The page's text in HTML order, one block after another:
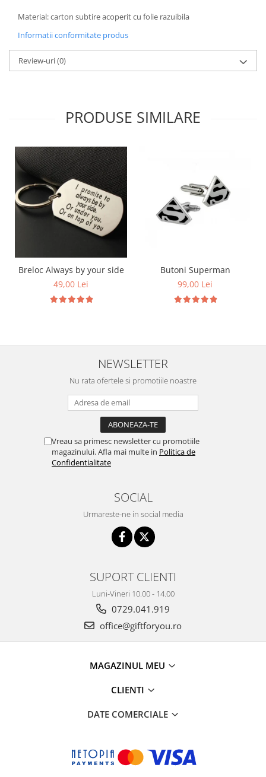
Material: carton subtire acoperit cu folie razuibila
Informatii conformitate produs
Review-uri(0)
PRODUSE SIMILARE
Breloc Always by your side
49,00 Lei
Butoni Superman
99,00 Lei
NEWSLETTER
Nu rata ofertele si promotiile noastre
Vreau sa primesc newsletter cu promotiile
magazinului. Afla mai multe in Politica de
Confidentialitate
SOCIAL
Urmareste-ne in social media
SUPORT CLIENTI
Luni-Vineri 10.00 - 14.00
0729.041.919
office@giftforyou.ro
MAGAZINUL MEU
CLIENTI
DATE COMERCIALE